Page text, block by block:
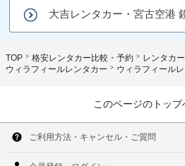
大吉レンタカー・宮古空港
TOP 格安レンタカー比較・予約
レンタカ
ウィラフィールレンタカー
ウィラフィール
このページのトップ